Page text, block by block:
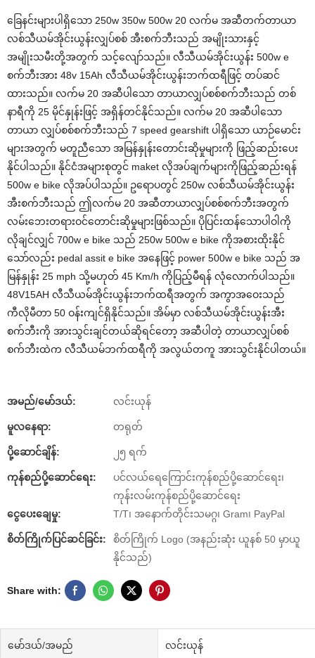
ခြေနင်းများပါရှိသော 250w 350w 500w 20 လက်မ အဆီတက်တာယာ
လစ်သီယမ်အိုင်းယွန်းလျှပ်စစ် အီးစက်ဘီးသည် အမျိုးသားနှင့်
အမျိုးသမီးတို့အတွက် သင့်လျော်သည်။ လီသီယမ်အိုင်းယွန်း 500w e
စက်ဘီးအား 48v 15Ah လီသီယမ်အိုင်းယွန်းဘက်ထရီဖြင့် တပ်ဆင်
ထားသည်။ လက်မ 20 အဆီပါသော တာယာလျှပ်စစ်စက်ဘီးသည် တစ်
နာရီကို 25 မိုင်နှုန်းဖြင့် အရှိန်တင်နိုင်သည်။ လက်မ 20 အဆီပါသော
တာယာ လျှပ်စစ်စက်ဘီးသည် 7 speed gearshift ပါရှိသော ယာဉ်မောင်း
များအတွက် မတူညီသော အမြန်နှုန်းတောင်းဆိုမှုများကို ဖြည့်ဆည်းပေး
နိုင်ပါသည်။ နိုင်ငံအများစုတွင် maket လိုအပ်ချက်များကိုဖြည့်ဆည်းရန်
500w e bike လိုအပ်ပါသည်။ ဥရောပတွင် 250w လစ်သီယမ်အိုင်းယွန်း
အီးစက်ဘီးသည် ဤလက်မ 20 အဆီတာယာလျှပ်စစ်စက်ဘီးအတွက်
လမ်းဘေးတရားဝင်တောင်းဆိုမှုများဖြစ်သည်။ ပိုပြင်းထန်သောပါဝါကို
လိုချင်လျှင် 700w e bike သည် 250w 500w e bike ကိုအစားထိုးနိုင်
သော်လည်း pedal assit e bike အနေဖြင့် power 500w e bike သည် အ
မြန်နှုန်း 25 mph သို့မဟုတ် 45 Km/h ကိုပြည့်မီရန် လုံလောက်ပါသည်။
48V15AH လီသီယမ်အိုင်းယွန်းဘက်ထရီအတွက် အကွာအဝေးသည်
ကီလိုမီတာ 50 ဝန်းကျင်ရှိနိုင်သည်။ အိမ်မှာ လစ်သီယမ်အိုင်းယွန်းအီး
စက်ဘီးကို အားသွင်းချင်တယ်ဆိုရင်တော့ အဆီပါတဲ့ တာယာလျှပ်စစ်
စက်ဘီးထဲက လီသီယမ်ဘက်ထရီကို အလွယ်တကူ အားသွင်းနိုင်ပါတယ်။
အမည်/မော်ဒယ်: လင်းယုန်
မူလနေရာ: တရုတ်
ပို့ဆောင်ချိန်: ၂၅ ရက်
ကုန်စည်ပို့ဆောင်ရေး:
ပင်လယ်ရေကြောင်းကုန်စည်ပို့ဆောင်ရေး၊
ကုန်းလမ်းကုန်စည်ပို့ဆောင်ရေး
ငွေပေးချေမှု:
T/T၊ အနောက်တိုင်းသမဂ္ဂ၊ Gram၊ PayPal
စိတ်ကြိုက်ပြင်ဆင်ခြင်း:
စိတ်ကြိုက် Logo (အနည်းဆုံး ယူနစ် 50 မှာယူ
နိုင်သည်)
Share with:
မော်ဒယ်/အမည် လင်းယုန်